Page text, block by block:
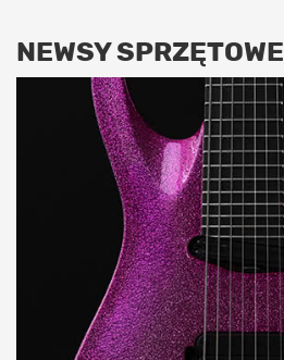
NEWSY SPRZĘTOWE